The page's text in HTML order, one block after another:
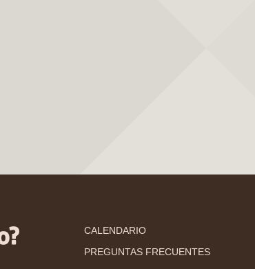
CALENDARIO
PREGUNTAS FRECUENTES